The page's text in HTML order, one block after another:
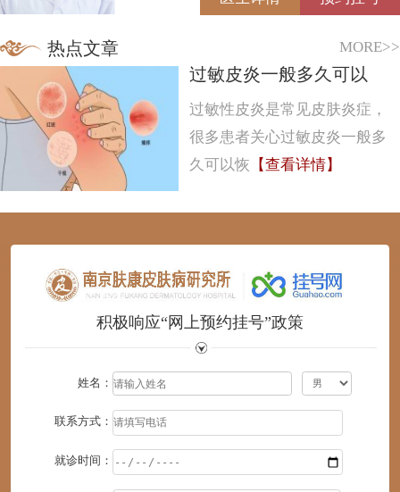
热点文章 MORE>>
过敏皮炎一般多久可以
过敏性皮炎是常见皮肤炎症，
很多患者关心过敏皮炎一般多
久可以恢 【查看详情】
123456
积极响应“网上预约挂号”政策
姓名：
联系方式：
就诊时间：